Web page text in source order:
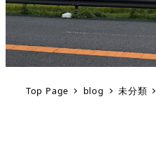
Top Page blog 未分類